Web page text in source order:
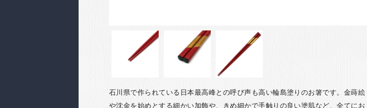
石川県で作られている日本最高峰との呼び声も高い輪島塗りのお箸です。金蒔絵
や沈金を始めとする細かい加飾や、きめ細かで手触りの良い塗肌など、全てにお